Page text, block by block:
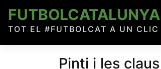
content
TOT EL #FUTBOLCAT A UN CLIC
Pinti i les